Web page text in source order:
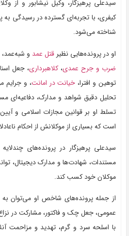
سیدعلی پرهیزگار، وکیل نیشابور و از
کیفری، با تجربه‌ای گسترده در رسیدگی
شناخته می‌شود.
او در پرونده‌هایی نظیر قتل عمد و
ضرب و جرح عمدی، کلاهبرداری، جعل
توهین و افترا، خیانت در امانت، و جرایم
تحلیل دقیق شواهد و مدارک، دفاعیه‌ای
تسلط او بر قوانین مجازات اسلامی و
است که بسیاری از موکلانش از احکام
سیدعلی پرهیزگار در پرونده‌های
مستندات، شهادت‌ها و مدارک دیجیتال،
موکلان خود کسب کند.
از جمله پرونده‌های شاخص او می‌توان به
عمومی، جعل چک و فاکتور، مشارکت در
با اسلحه سرد و گرم، تهدید و مزاحمت